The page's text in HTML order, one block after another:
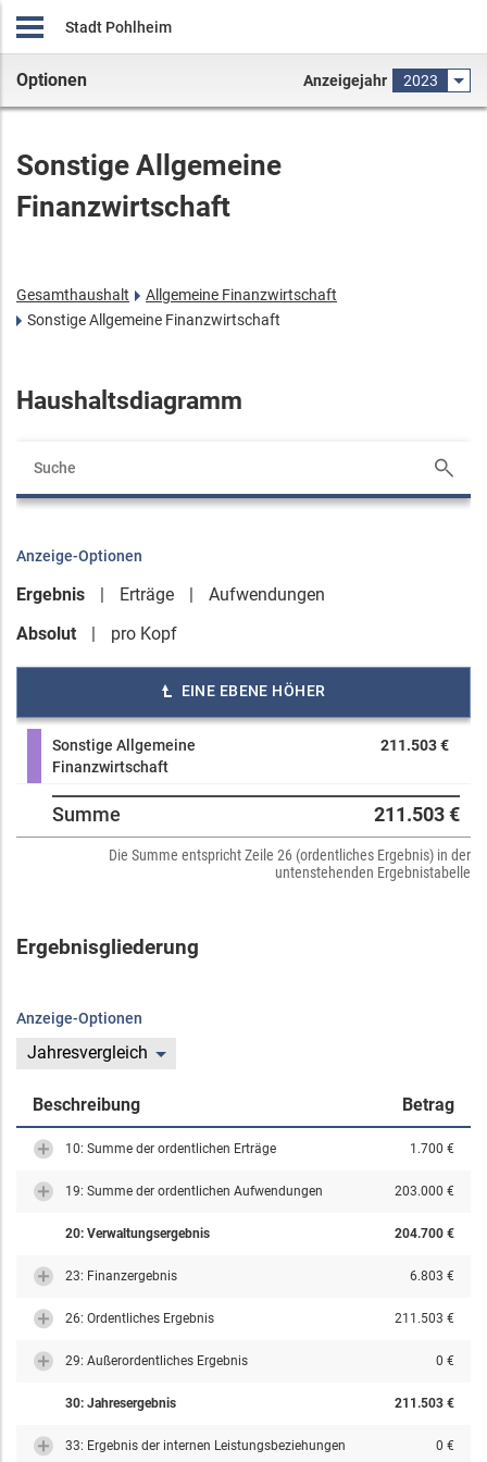
Stadt Pohlheim
Optionen Anzeigejahr 2023
Sonstige Allgemeine
Finanzwirtschaft
Gesamthaushalt
Allgemeine Finanzwirtschaft
Sonstige Allgemeine Finanzwirtschaft
Haushaltsdiagramm
Anzeige-Optionen
Ergebnis Erträge
Aufwendungen
Absolut
pro Kopf
EINE EBENE HÖHER
Sonstige Allgemeine
Finanzwirtschaft
211.503 €
Summe 211.503 €
Die Summe entspricht Zeile 26 (ordentliches Ergebnis) in der
untenstehenden Ergebnistabelle
Ergebnisgliederung
Anzeige-Optionen
Jahresvergleich
Beschreibung Betrag
10: Summe der ordentlichen Erträge 1.700 €
19: Summe der ordentlichen Aufwendungen 203.000 €
20: Verwaltungsergebnis 204.700 €
23: Finanzergebnis 6.803 €
26: Ordentliches Ergebnis 211.503 €
29: Außerordentliches Ergebnis 0 €
30: Jahresergebnis 211.503 €
33: Ergebnis der internen Leistungsbeziehungen 0 €